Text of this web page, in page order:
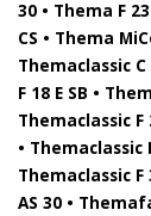
30 • Thema F
CS • Thema
Themaclassic C
F 18 E SB •
Themaclassic F
• Themaclassic
Themaclassic F
AS 30 •